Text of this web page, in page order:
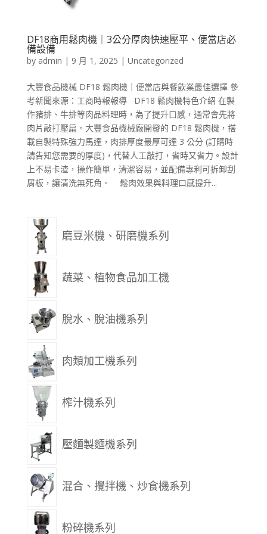
DF18商用鬆肉機｜3公分厚肉快速壓平、便當店必
備設備
by admin | 9 月 1, 2025 | Uncategorized
大豐食品機械 DF18 鬆肉機｜便當店與餐飲業最佳選擇 參
考新聞來源：工商時報報導 DF18 鬆肉機特色介紹 在製
作豬排、牛排等肉品料理時，為了提升口感，通常會先將
肉片敲打壓扁。大豐食品機械廠開發的 DF18 鬆肉機，搭
載自製特殊強力馬達，肉排厚度最厚可達 3 公分 (訂購時
請告知您需要的厚度)，代替人工敲打，省時又省力。設計
上不易卡渣，操作簡單，清潔容易，並配備專利可拆卸刮
屑板，讓清洗無死角。 鬆肉效果與料理口感提升...
磨豆米機、研磨機系列
蔬菜、植物食品加工機
脫水、脫油機系列
肉類加工機系列
榨汁機系列
壓麵製麵機系列
混合、攪拌機、炒食機系列
粉碎機系列